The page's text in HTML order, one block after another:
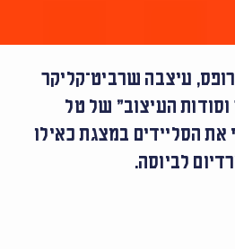
עיצבה שרביט־קליקר
העיצוב״ של טל
את הסליידים במצגת כאילו
לביוסה.